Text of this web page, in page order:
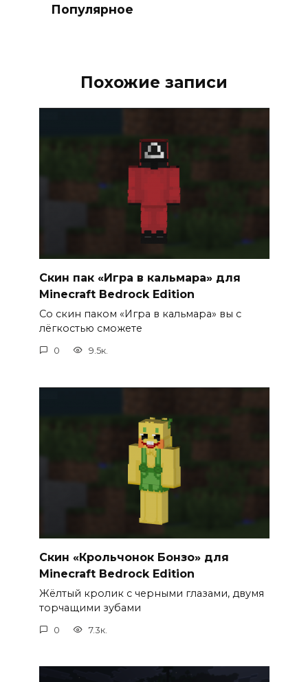
Популярное
Похожие записи
Скин пак «Игра в кальмара» для
Minecraft Bedrock Edition
Со скин паком «Игра в кальмара» вы с
лёгкостью сможете
0 9.5к.
Скин «Крольчонок Бонзо» для
Minecraft Bedrock Edition
Жёлтый кролик с черными глазами, двумя
торчащими зубами
0 7.3к.